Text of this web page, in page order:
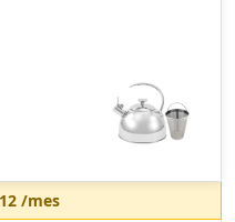
/mes